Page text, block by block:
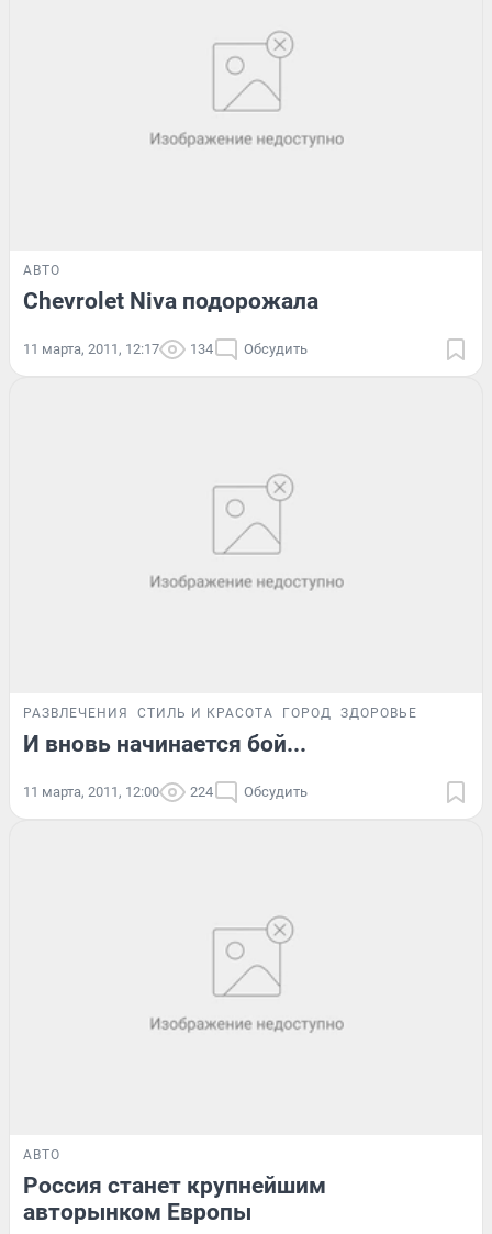
АВТО
Chevrolet Niva подорожала
11 марта, 2011, 12:17 134 Обсудить
РАЗВЛЕЧЕНИЯ СТИЛЬ И КРАСОТА ГОРОД ЗДОРОВЬЕ
И вновь начинается бой...
11 марта, 2011, 12:00 224 Обсудить
АВТО
Россия станет крупнейшим
авторынком Европы